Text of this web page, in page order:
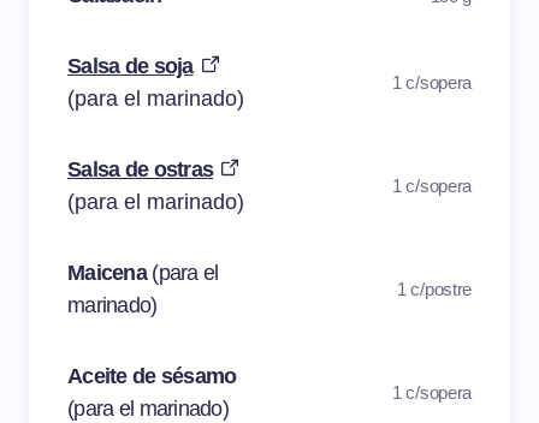
Salsa de soja
(para el marinado)
1 c/sopera
Salsa de ostras
(para el marinado)
1 c/sopera
Maicena (para el
marinado)
1 c/postre
Aceite de sésamo
(para el marinado)
1 c/sopera